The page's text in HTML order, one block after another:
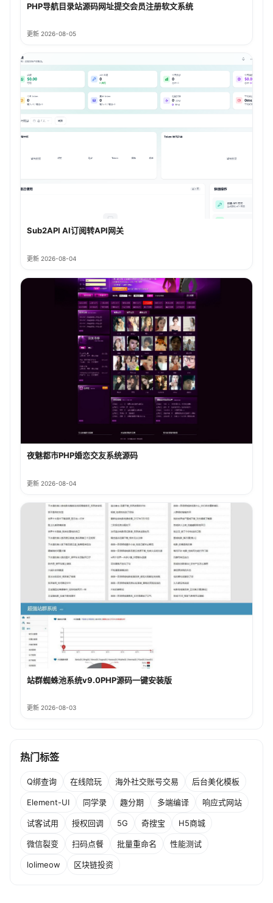
PHP导航目录站源码网址提交会员注册软文系统
更新 2026-08-05
Sub2API AI订阅转API网关
更新 2026-08-04
夜魅都市PHP婚恋交友系统源码
更新 2026-08-04
站群蜘蛛池系统v9.0PHP源码一键安装版
更新 2026-08-03
热门标签
Q绑查询 在线陪玩 海外社交账号交易 后台美化模板
Element-UI 同学录 趣分期 多端编译 响应式网站
试客试用 授权回调 5G 奇搜宝 H5商城
微信裂变 扫码点餐 批量重命名 性能测试
lolimeow 区块链投资